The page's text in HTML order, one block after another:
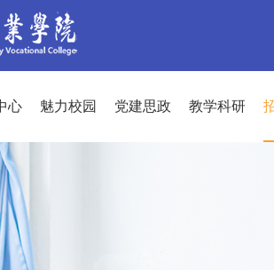
心 魅力校园 党建思政 教学科研